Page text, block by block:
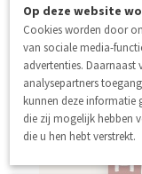
Op deze website
Cookies worden door
van sociale media-
advertenties. Daarnaast
analysepartners
kunnen deze informatie
die zij mogelijk hebben
die u hen hebt verstrekt.